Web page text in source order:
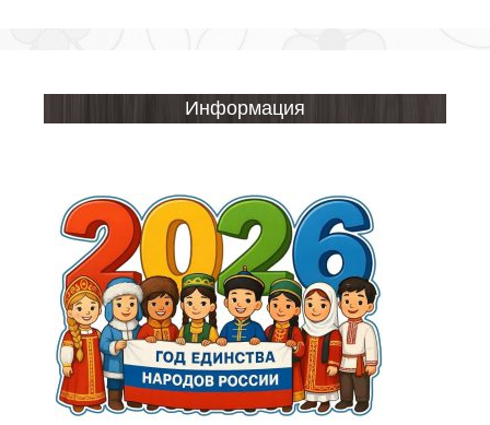
Информация